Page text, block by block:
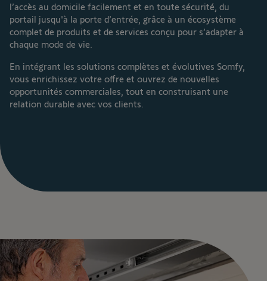
l’accès au domicile facilement et en toute sécurité, du
portail jusqu'à la porte d’entrée, grâce à un écosystème
complet de produits et de services conçu pour s’adapter à
chaque mode de vie.
En intégrant les solutions complètes et évolutives Somfy,
vous enrichissez votre offre et ouvrez de nouvelles
opportunités commerciales, tout en construisant une
relation durable avec vos clients.